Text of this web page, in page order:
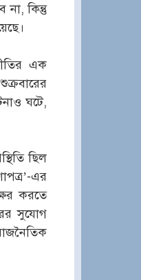
কিন্তু
এক
ঘটে,
ছিল
এর
করতে
সুযোগ